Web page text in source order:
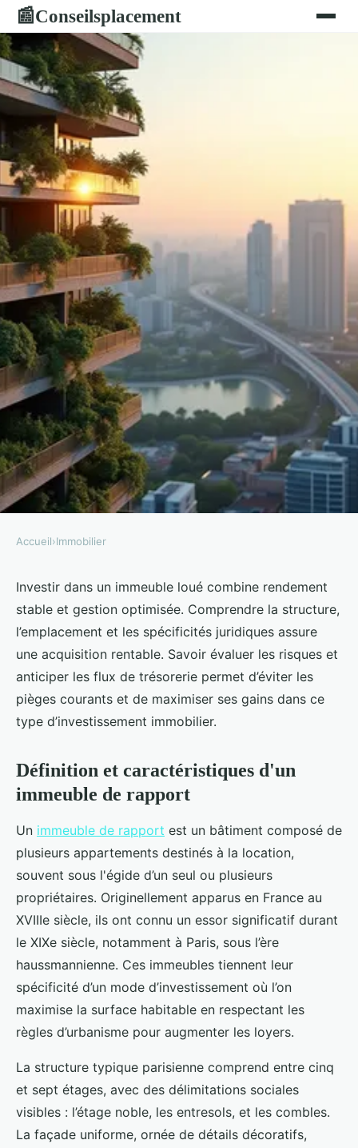
📰Conseilsplacement
Investir dans un immeuble loué :
clés pour réussir efficacement
Théa•11 octobre 2025•6 min de lecture
Accueil›Immobilier
Investir dans un immeuble loué combine rendement
stable et gestion optimisée. Comprendre la structure,
l’emplacement et les spécificités juridiques assure
une acquisition rentable. Savoir évaluer les risques et
anticiper les flux de trésorerie permet d’éviter les
pièges courants et de maximiser ses gains dans ce
type d’investissement immobilier.
Définition et caractéristiques d'un
immeuble de rapport
Un immeuble de rapport est un bâtiment composé de
plusieurs appartements destinés à la location,
souvent sous l'égide d’un seul ou plusieurs
propriétaires. Originellement apparus en France au
XVIIIe siècle, ils ont connu un essor significatif durant
le XIXe siècle, notamment à Paris, sous l’ère
haussmannienne. Ces immeubles tiennent leur
spécificité d’un mode d’investissement où l’on
maximise la surface habitable en respectant les
règles d’urbanisme pour augmenter les loyers.
La structure typique parisienne comprend entre cinq
et sept étages, avec des délimitations sociales
visibles : l’étage noble, les entresols, et les combles.
La façade uniforme, ornée de détails décoratifs,